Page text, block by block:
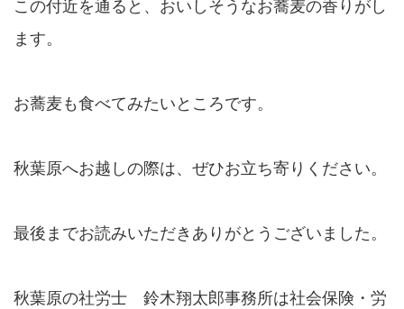
この付近を通ると、おいしそうなお蕎麦の香りがし
ます。
お蕎麦も食べてみたいところです。
秋葉原へお越しの際は、ぜひお立ち寄りください。
最後までお読みいただきありがとうございました。
秋葉原の社労士 鈴木翔太郎事務所は社会保険・労